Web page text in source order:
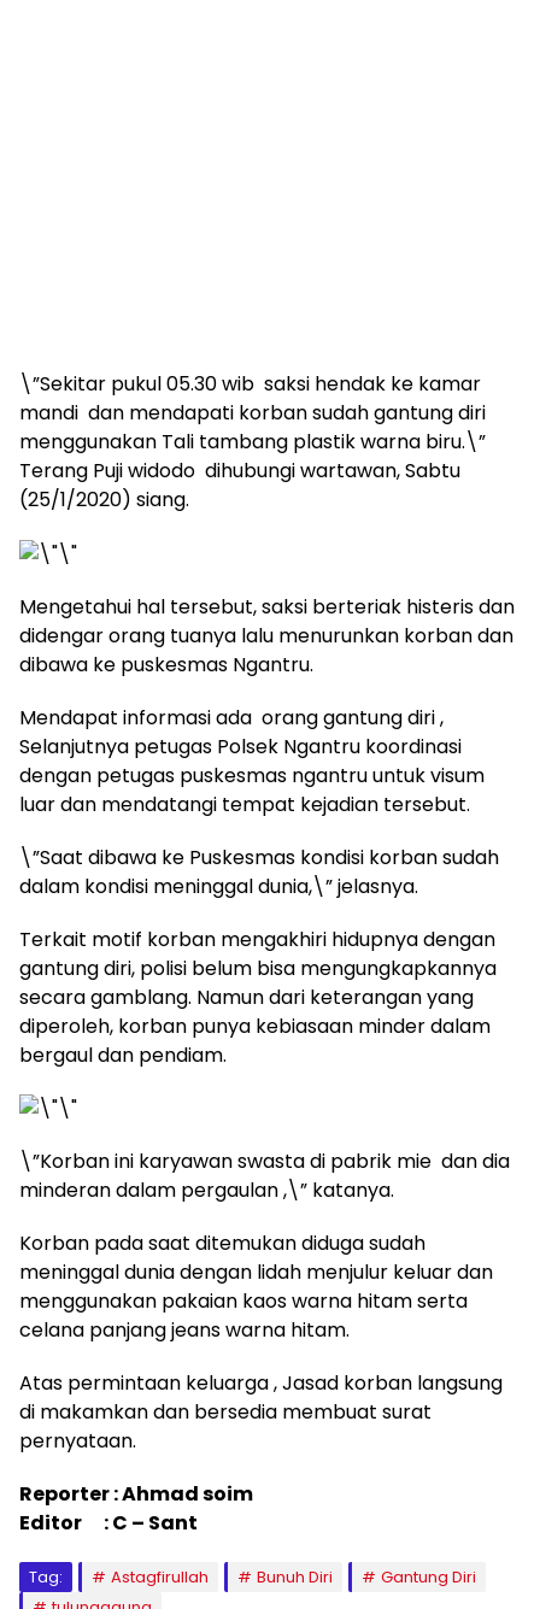
\”Sekitar pukul 05.30 wib saksi hendak ke kamar
mandi dan mendapati korban sudah gantung diri
menggunakan Tali tambang plastik warna biru.\”
Terang Puji widodo dihubungi wartawan, Sabtu
(25/1/2020) siang.
Mengetahui hal tersebut, saksi berteriak histeris dan
didengar orang tuanya lalu menurunkan korban dan
dibawa ke puskesmas Ngantru.
Mendapat informasi ada orang gantung diri ,
Selanjutnya petugas Polsek Ngantru koordinasi
dengan petugas puskesmas ngantru untuk visum
luar dan mendatangi tempat kejadian tersebut.
\”Saat dibawa ke Puskesmas kondisi korban sudah
dalam kondisi meninggal dunia,\” jelasnya.
Terkait motif korban mengakhiri hidupnya dengan
gantung diri, polisi belum bisa mengungkapkannya
secara gamblang. Namun dari keterangan yang
diperoleh, korban punya kebiasaan minder dalam
bergaul dan pendiam.
\”Korban ini karyawan swasta di pabrik mie dan dia
minderan dalam pergaulan ,\” katanya.
Korban pada saat ditemukan diduga sudah
meninggal dunia dengan lidah menjulur keluar dan
menggunakan pakaian kaos warna hitam serta
celana panjang jeans warna hitam.
Atas permintaan keluarga , Jasad korban langsung
di makamkan dan bersedia membuat surat
pernyataan.
Reporter : Ahmad soim
Editor : C – Sant
Tag: Astagfirullah Bunuh Diri
Gantung Diri